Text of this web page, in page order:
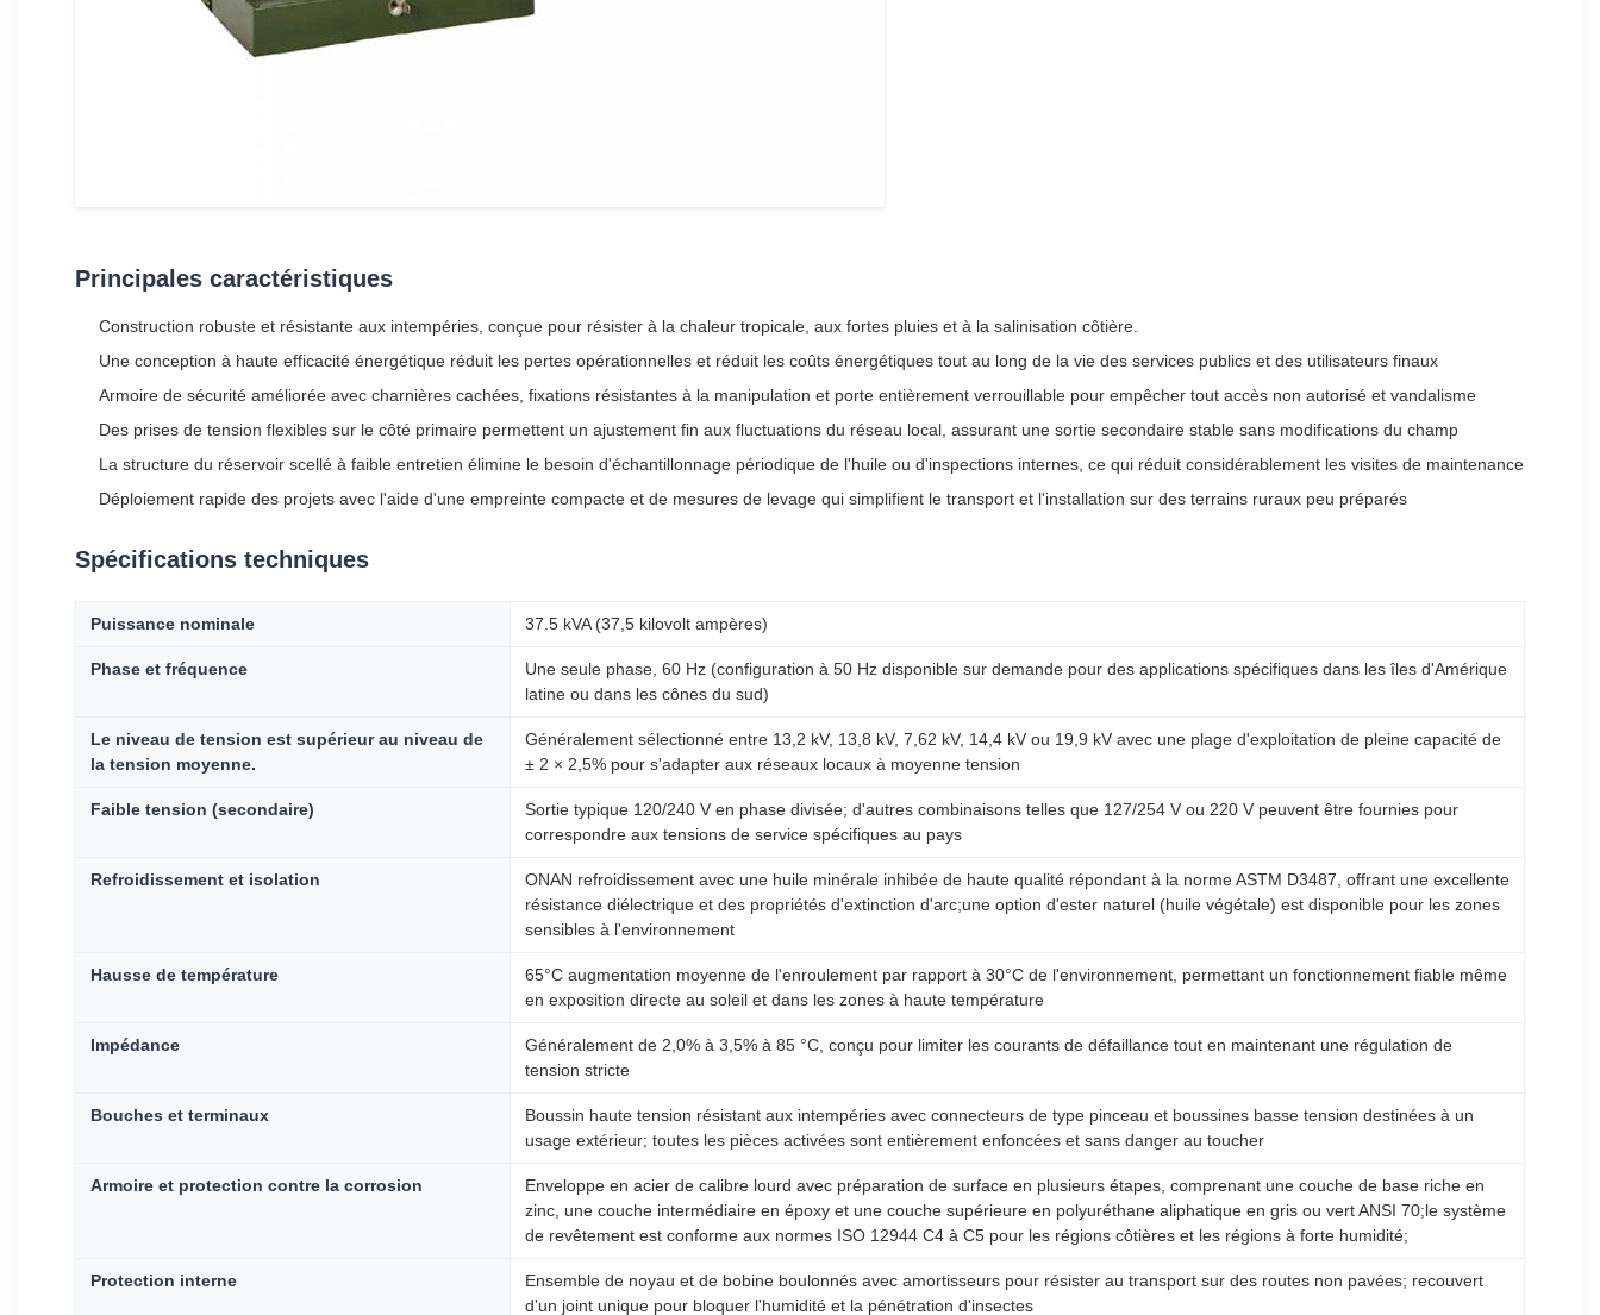
Principales caractéristiques
Construction robuste et résistante aux intempéries, conçue pour résister à la chaleur tropicale, aux fortes pluies et à la salinisation côtière.
Une conception à haute efficacité énergétique réduit les pertes opérationnelles et réduit les coûts énergétiques tout au long de la vie des services publics et des utilisateurs finaux
Armoire de sécurité améliorée avec charnières cachées, fixations résistantes à la manipulation et porte entièrement verrouillable pour empêcher tout accès non autorisé et vandalisme
Des prises de tension flexibles sur le côté primaire permettent un ajustement fin aux fluctuations du réseau local, assurant une sortie secondaire stable sans modifications du champ
La structure du réservoir scellé à faible entretien élimine le besoin d'échantillonnage périodique de l'huile ou d'inspections internes, ce qui réduit considérablement les visites de maintenance
Déploiement rapide des projets avec l'aide d'une empreinte compacte et de mesures de levage qui simplifient le transport et l'installation sur des terrains ruraux peu préparés
Spécifications techniques
Puissance nominale 37.5 kVA (37,5 kilovolt ampères)
Phase et fréquence
Une seule phase, 60 Hz (configuration à 50 Hz disponible sur demande pour des applications spécifiques dans les îles d'Amérique
latine ou dans les cônes du sud)
Le niveau de tension est supérieur au niveau de
la tension moyenne.
Généralement sélectionné entre 13,2 kV, 13,8 kV, 7,62 kV, 14,4 kV ou 19,9 kV avec une plage d'exploitation de pleine capacité de
± 2 × 2,5% pour s'adapter aux réseaux locaux à moyenne tension
Faible tension (secondaire)
Sortie typique 120/240 V en phase divisée; d'autres combinaisons telles que 127/254 V ou 220 V peuvent être fournies pour
correspondre aux tensions de service spécifiques au pays
Refroidissement et isolation
ONAN refroidissement avec une huile minérale inhibée de haute qualité répondant à la norme ASTM D3487, offrant une excellente
résistance diélectrique et des propriétés d'extinction d'arc;une option d'ester naturel (huile végétale) est disponible pour les zones
sensibles à l'environnement
Hausse de température
65°C augmentation moyenne de l'enroulement par rapport à 30°C de l'environnement, permettant un fonctionnement fiable même
en exposition directe au soleil et dans les zones à haute température
Impédance
Généralement de 2,0% à 3,5% à 85 °C, conçu pour limiter les courants de défaillance tout en maintenant une régulation de
tension stricte
Bouches et terminaux
Boussin haute tension résistant aux intempéries avec connecteurs de type pinceau et boussines basse tension destinées à un
usage extérieur; toutes les pièces activées sont entièrement enfoncées et sans danger au toucher
Armoire et protection contre la corrosion
Enveloppe en acier de calibre lourd avec préparation de surface en plusieurs étapes, comprenant une couche de base riche en
zinc, une couche intermédiaire en époxy et une couche supérieure en polyuréthane aliphatique en gris ou vert ANSI 70;le système
de revêtement est conforme aux normes ISO 12944 C4 à C5 pour les régions côtières et les régions à forte humidité;
Protection interne
Ensemble de noyau et de bobine boulonnés avec amortisseurs pour résister au transport sur des routes non pavées; recouvert
d'un joint unique pour bloquer l'humidité et la pénétration d'insectes